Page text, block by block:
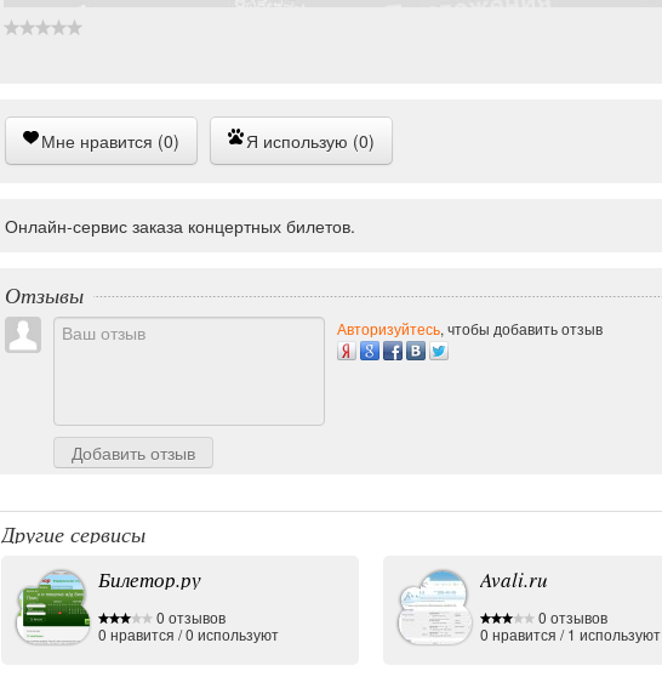
Мне нравится (0) Я использую (0)
Онлайн-сервис заказа концертных билетов.
Отзывы
Добавить отзыв
Авторизуйтесь, чтобы добавить отзыв
Другие сервисы
Билетор.ру
0 отзывов
0 нравится /0 используют
Avali.ru
0 отзывов
0 нравится /1 используют